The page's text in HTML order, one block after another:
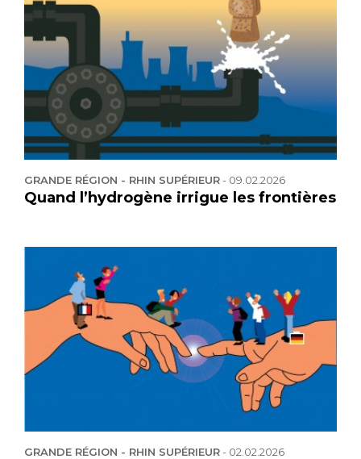
GRANDE RÉGION - RHIN SUPÉRIEUR- 09.02.2026
Quand l’hydrogène irrigue les frontières
GRANDE RÉGION - RHIN SUPÉRIEUR- 02.02.2026